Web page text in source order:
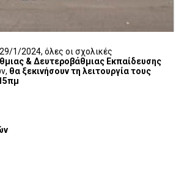
1/2024, όλες οι σχολικές
& Δευτεροβάθμιας Εκπαίδευσης
θα ξεκινήσουν τη λειτουργία τους